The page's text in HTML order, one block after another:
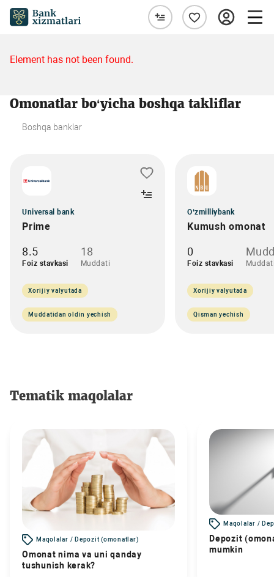
Element has not been found.
Omonatlar bo‘yicha boshqa takliflar
Boshqa banklar
Universal bank
Prime
8.5
Foiz stavkasi
18
Muddati
Xorijiy valyutada
Muddatidan oldin yechish
O‘zmilliybank
Kumush omonat
0
Foiz stavkasi
Xorijiy valyutada
Qisman yechish
Tematik maqolalar
Maqolalar / Depozit (omonatlar)
Omonat nima va uni qanday
tushunish kerak?
Maqolalar /
Depozit
mumkin